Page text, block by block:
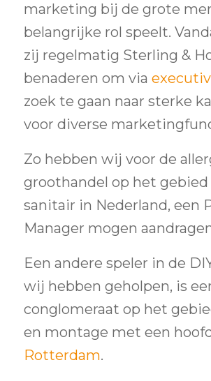
marketing bij de grote
belangrijke rol speelt.
zij regelmatig Sterling &
benaderen om via
zoek te gaan naar sterke
voor diverse
Zo hebben wij voor de
groothandel op het gebied
sanitair in Nederland, een
Manager mogen
Een andere speler in de
wij hebben geholpen, is
conglomeraat op het
en montage met een
Rotterdam.